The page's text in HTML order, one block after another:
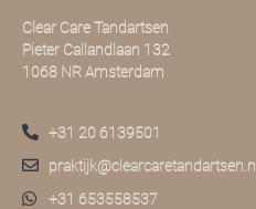
Clear Care Tandartsen
Pieter Callandlaan 132
1068 NR Amsterdam
+31 20 6139501
praktijk@clearcaretandartsen.nl
+31 653558537